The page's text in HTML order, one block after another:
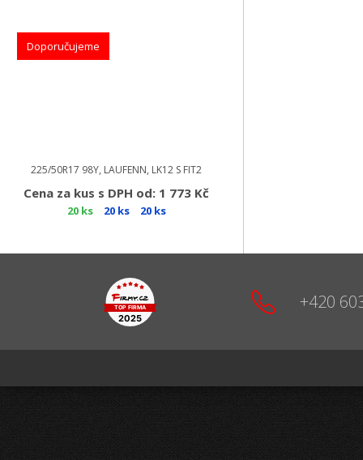
Doporučujeme
225/50R17 98Y, LAUFENN, LK12 S FIT2
Cena za kus s DPH od: 1 773 Kč
20 ks 20 ks 20 ks
+420